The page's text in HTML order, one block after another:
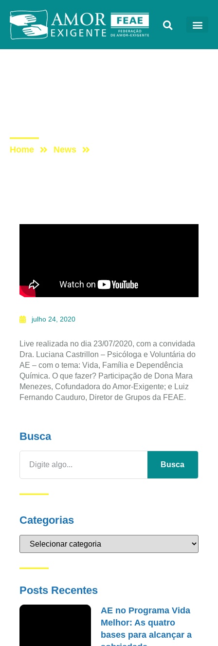
Home News
julho 24, 2020
Live realizada no dia 23/07/2020, com a convidada
Dra. Luciana Castrillon – Psicóloga e Voluntária do
AE – com o tema: Vida, Família e Dependência
Química. O que fazer? Participação de Dona Mara
Menezes, Cofundadora do Amor-Exigente; e Luiz
Fernando Cauduro, Diretor de Grupos da FEAE.
Busca
Busca
Categorias
Posts Recentes
AE no Programa Vida
Melhor: As quatro
bases para alcançar a